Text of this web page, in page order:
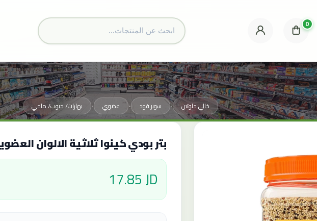
0
خالي جلوتين • سوبر فود • عضوي • بهارات/ حبوب/ ماجي
بتر بودي كينوا ثلاثية الالوان العضوية 1.36
17.85 JD